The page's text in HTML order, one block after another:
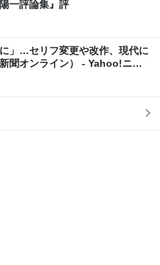
一評論集』評
」…セリフ変更や改作、現代に
聞オンライン） - Yahoo!ニュ